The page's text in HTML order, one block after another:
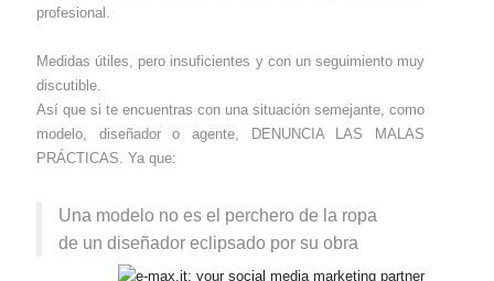
profesional.
Medidas útiles, pero insuficientes y con un seguimiento muy
discutible.
Así que si te encuentras con una situación semejante, como
modelo, diseñador o agente, DENUNCIA LAS MALAS
PRÁCTICAS. Ya que:
Una modelo no es el perchero de la ropa
de un diseñador eclipsado por su obra